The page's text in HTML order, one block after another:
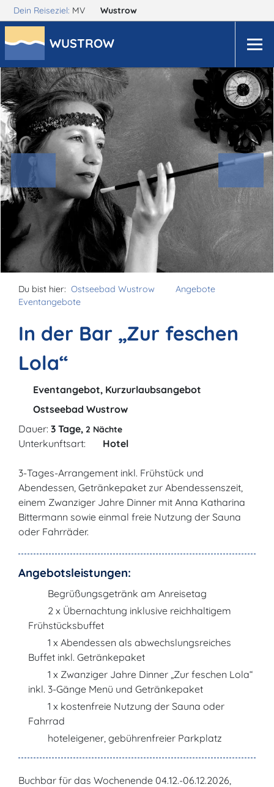
Dein Reiseziel: MV Wustrow
WUSTROW
Du bist hier: Ostseebad Wustrow
Angebote
Eventangebote
In der Bar „Zur feschen
Lola“
Eventangebot, Kurzurlaubsangebot
Ostseebad Wustrow
Dauer: 3 Tage, 2 Nächte
Unterkunftsart: Hotel
3-Tages-Arrangement inkl. Frühstück und
Abendessen, Getränkepaket zur Abendessenszeit,
einem Zwanziger Jahre Dinner mit Anna Katharina
Bittermann sowie einmal freie Nutzung der Sauna
oder Fahrräder.
Angebotsleistungen:
Begrüßungsgetränk am Anreisetag
2 x Übernachtung inklusive reichhaltigem
Frühstücksbuffet
1 x Abendessen als abwechslungsreiches
Buffet inkl. Getränkepaket
1 x Zwanziger Jahre Dinner „Zur feschen Lola“
inkl. 3-Gänge Menü und Getränkepaket
1 x kostenfreie Nutzung der Sauna oder
Fahrrad
hoteleigener, gebührenfreier Parkplatz
Buchbar für das Wochenende 04.12.-06.12.2026,